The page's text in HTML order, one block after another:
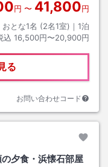
円 〜 41,800円
おとな1名 (2名1室)｜ 1泊
込 16,500円〜20,900円
る
お問い合わせコード
夕食・浜懐石部屋